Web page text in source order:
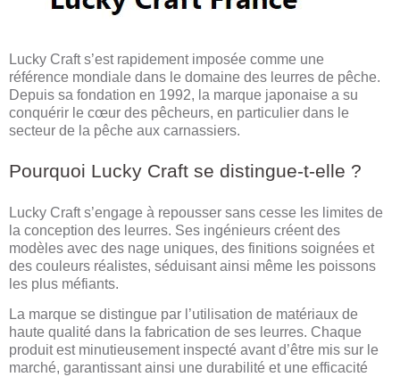
Lucky Craft s’est rapidement imposée comme une
référence mondiale dans le domaine des leurres de pêche.
Depuis sa fondation en 1992, la marque japonaise a su
conquérir le cœur des pêcheurs, en particulier dans le
secteur de la pêche aux carnassiers.
Pourquoi Lucky Craft se distingue-t-elle ?
Lucky Craft s’engage à repousser sans cesse les limites de
la conception des leurres. Ses ingénieurs créent des
modèles avec des nage uniques, des finitions soignées et
des couleurs réalistes, séduisant ainsi même les poissons
les plus méfiants.
La marque se distingue par l’utilisation de matériaux de
haute qualité dans la fabrication de ses leurres. Chaque
produit est minutieusement inspecté avant d’être mis sur le
marché, garantissant ainsi une durabilité et une efficacité